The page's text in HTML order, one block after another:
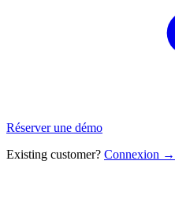
Réserver une démo
Existing customer? Connexion →